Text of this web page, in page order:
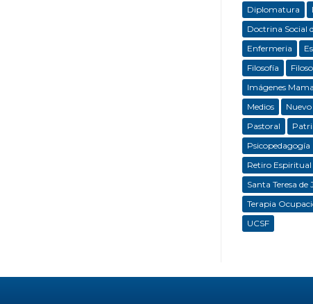
Diplomatura
Doctrina Social
Enfermeria
Filosofía
Imágenes
Medios
Pastoral
Psicopedagogía
Retiro Espiritual
Santa Teresa de
Terapia
UCSF